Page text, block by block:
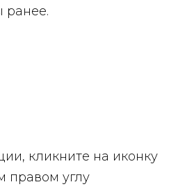
ранее.
кликните на иконку
правом углу